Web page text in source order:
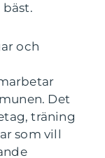
och
Det
träning
som vill